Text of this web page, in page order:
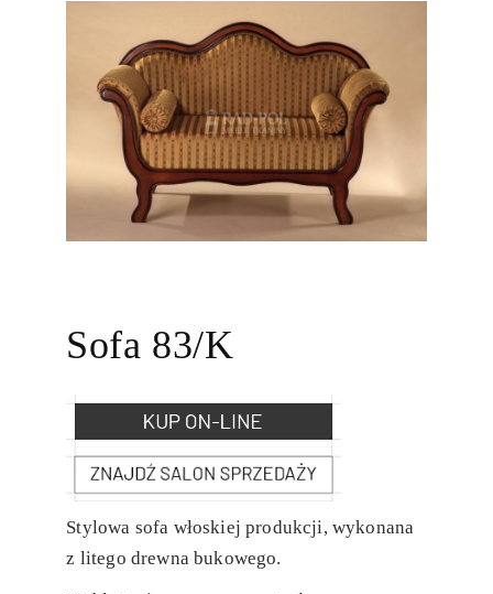
Sofa 83/K
Stylowa sofa włoskiej produkcji, wykonana
z litego drewna bukowego.